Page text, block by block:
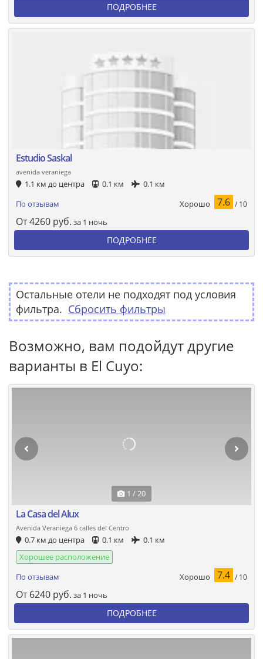
ПОДРОБНЕЕ
Estudio Saskal
avenida veraniega
1.1 км до центра 0.1 км
0.1 км
По отзывам
Хорошо 7.6 / 10
От4260 руб. за 1 ночь
ПОДРОБНЕЕ
Остальные отели не подходят под условия
фильтра. Сбросить фильтры
Возможно, вам подойдут другие
варианты в El Cuyo:
1 / 20
La Casa del Alux
Avenida Veraniega 6 calles del Centro
0.7 км до центра 0.1 км
0.1 км
Хорошее расположение
По отзывам
Хорошо 7.4 / 10
От 6240 руб. за 1 ночь
ПОДРОБНЕЕ